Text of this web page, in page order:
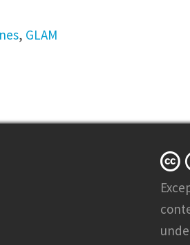
, GLAM